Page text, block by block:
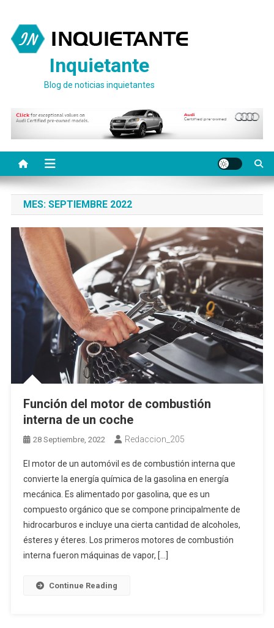
contenido
Inquietante
Blog de noticias inquietantes
MES: SEPTIEMBRE 2022
Función del motor de combustión
interna de un coche
28 Septiembre, 2022 Redaccion_205
El motor de un automóvil es de combustión interna que
convierte la energía química de la gasolina en energía
mecánica. Es alimentado por gasolina, que es un
compuesto orgánico que se compone principalmente de
hidrocarburos e incluye una cierta cantidad de alcoholes,
ésteres y éteres. Los primeros motores de combustión
interna fueron máquinas de vapor, […]
Continue Reading